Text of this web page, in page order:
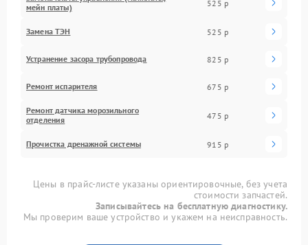
мейн платы)
525 р
Замена ТЭН 525 р
Устранение засора трубопровода 825 р
Ремонт испарителя 675 р
Ремонт датчика морозильного
отделения
475 р
Прочистка дренажной системы 915 р
Цены в прайс-листе указаны ориентировочные, без учета
стоимости запчастей.
Записывайтесь на бесплатную диагностику.
Мы проверим ваше устройство и укажем на неисправность.